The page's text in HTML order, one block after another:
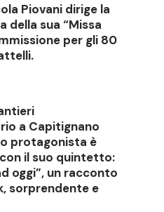
Piovani dirige la
della sua “Missa
per gli 80
a Capitignano
protagonista è
il suo quintetto:
oggi”, un racconto
sorprendente e